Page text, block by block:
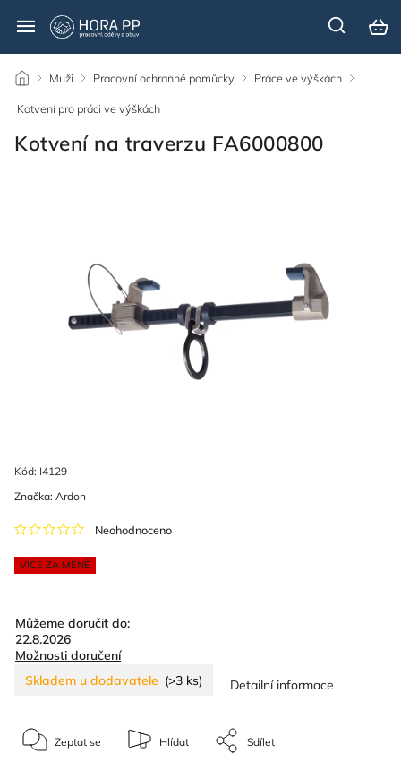
/ Muži / Pracovní ochranné pomůcky / Práce ve výškách /
Kotvení pro práci ve výškách
Kotvení na traverzu FA6000800
Kód: I4129
VÍCE ZA MÉNĚ
Neohodnoceno
Značka: Ardon
Můžeme doručit do:
22.8.2026
Možnosti doručení
Skladem u dodavatele (>3 ks) Detailní informace
Zeptat se Hlídat Sdílet